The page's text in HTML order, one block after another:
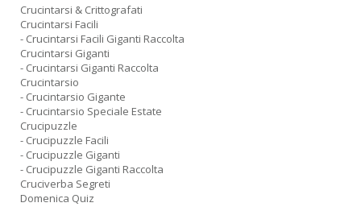
Crucintarsi & Crittografati
Crucintarsi Facili
- Crucintarsi Facili Giganti Raccolta
Crucintarsi Giganti
- Crucintarsi Giganti Raccolta
Crucintarsio
- Crucintarsio Gigante
- Crucintarsio Speciale Estate
Crucipuzzle
- Crucipuzzle Facili
- Crucipuzzle Giganti
- Crucipuzzle Giganti Raccolta
Cruciverba Segreti
Domenica Quiz